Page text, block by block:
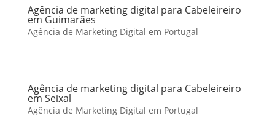
Agência de marketing digital para Cabeleireiro
em Guimarães
Agência de Marketing Digital em Portugal
Agência de marketing digital para Cabeleireiro
em Seixal
Agência de Marketing Digital em Portugal